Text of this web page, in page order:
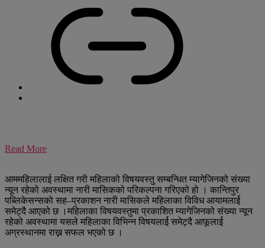
Read More
आममहिलालाई लक्षित गरी महिलाको विषयवस्तु सम्बन्धित म्यागेजिनको संख्या
न्यून रहेको अवस्थामा नारी मासिकको परिकल्पना गरिएको हो । कान्तिपुर
पब्लिकेसन्सको सह–प्रकाशन नारी मासिकले महिलाका विविध आयामलार्ई
समेट्दै आएको छ ।महिलाका विषयवस्तुमा प्रकाशित म्यागेजिनको संख्या न्यून
रहेको अवस्थामा यसले महिलाका विभिन्न विषयलार्ई समेट्दै आफूलार्ई
अग्रस्थानमा राख्न सफल भएको छ ।